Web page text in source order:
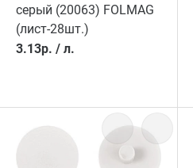
серый (20063) FOLMAG
(лист-28шт.)
3.13р. / л.